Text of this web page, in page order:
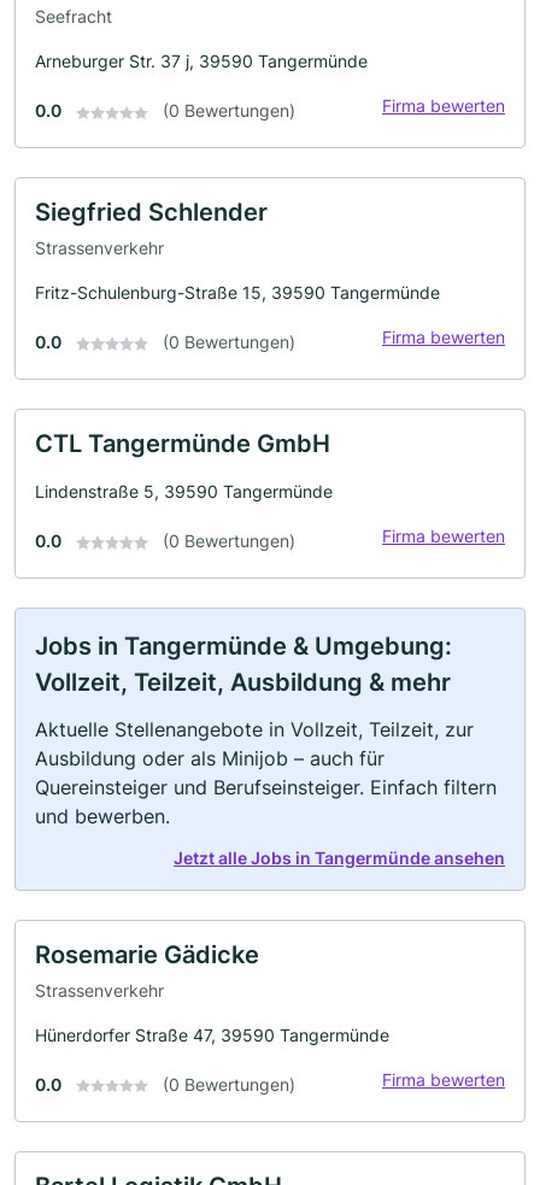
Seefracht
Arneburger Str. 37 j, 39590 Tangermünde
0.0 (0 Bewertungen) Firma bewerten
Siegfried Schlender
Strassenverkehr
Fritz-Schulenburg-Straße 15, 39590 Tangermünde
0.0 (0 Bewertungen) Firma bewerten
CTL Tangermünde GmbH
Lindenstraße 5, 39590 Tangermünde
0.0 (0 Bewertungen) Firma bewerten
Jobs in Tangermünde & Umgebung:
Vollzeit, Teilzeit, Ausbildung & mehr
Aktuelle Stellenangebote in Vollzeit, Teilzeit, zur
Ausbildung oder als Minijob – auch für
Quereinsteiger und Berufseinsteiger. Einfach filtern
und bewerben.
Jetzt alle Jobs in Tangermünde ansehen
Rosemarie Gädicke
Strassenverkehr
Hünerdorfer Straße 47, 39590 Tangermünde
0.0 (0 Bewertungen) Firma bewerten